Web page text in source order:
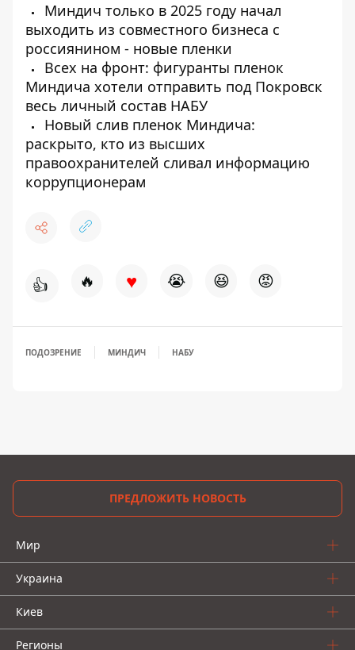
Миндич только в 2025 году начал
выходить из совместного бизнеса с
россиянином - новые пленки
Всех на фронт: фигуранты пленок
Миндича хотели отправить под Покровск
весь личный состав НАБУ
Новый слив пленок Миндича:
раскрыто, кто из высших
правоохранителей сливал информацию
коррупционерам
👍 🔥 ♥ 😭 😆 😡
ПОДОЗРЕНИЕ МИНДИЧ НАБУ
ПРЕДЛОЖИТЬ НОВОСТЬ
Мир
Украина
Киев
Регионы